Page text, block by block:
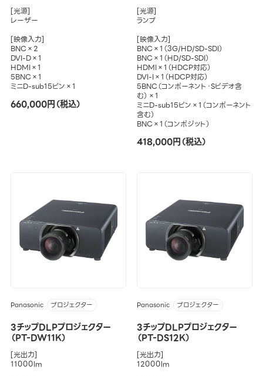
[光源]
レーザー
[映像入力]
BNC×2
DVI-D×1
HDMI×1
5BNC×1
ミニD-sub15ピン×1
660,000円（税込）
[光源]
ランプ
[映像入力]
BNC×1（3G/HD/SD-SDI）
BNC×1（HD/SD-SDI）
HDMI×1（HDCP対応）
DVI-I×1（HDCP対応）
5BNC（コンポーネント・Sビデオ含
む）×1
ミニD-sub15ピン×1（コンポーネント
含む）
BNC×1（コンポジット）
418,000円（税込）
Panasonic プロジェクター
3チップDLPプロジェクター
（PT-DW11K）
[光出力]
11000lm
Panasonic プロジェクター
3チップDLPプロジェクター
（PT-DS12K）
[光出力]
12000lm